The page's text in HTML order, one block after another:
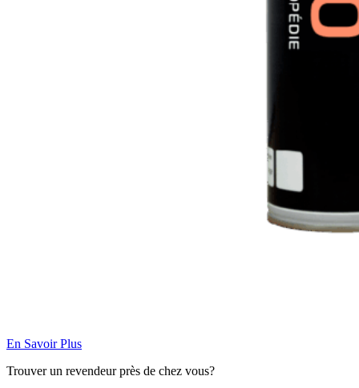
En Savoir Plus
Trouver un revendeur près de chez vous?